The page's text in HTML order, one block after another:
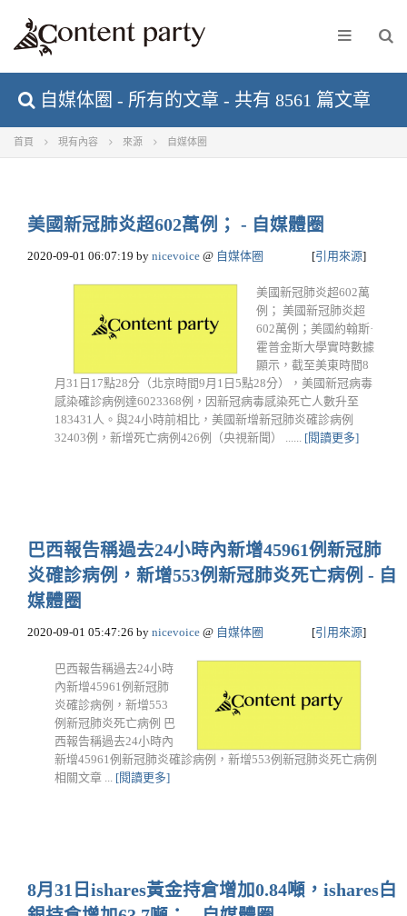
自媒体圈 - 所有的文章 - 共有 8561 篇文章
首頁 現有內容 來源 自媒体圈
美國新冠肺炎超602萬例； - 自媒體圈
2020-09-01 06:07:19 by nicevoice @ 自媒体圈 [引用來源]
美國新冠肺炎超602萬
例； 美國新冠肺炎超
602萬例；美國約翰斯·
霍普金斯大學實時數據
顯示，截至美東時間8
月31日17點28分（北京時間9月1日5點28分），美國新冠病毒
感染確診病例達6023368例，因新冠病毒感染死亡人數升至
183431人。與24小時前相比，美國新增新冠肺炎確診病例
32403例，新增死亡病例426例（央視新聞） ...... [閱讀更多]
巴西報告稱過去24小時內新增45961例新冠肺
炎確診病例，新增553例新冠肺炎死亡病例 - 自
媒體圈
2020-09-01 05:47:26 by nicevoice @ 自媒体圈 [引用來源]
巴西報告稱過去24小時
內新增45961例新冠肺
炎確診病例，新增553
例新冠肺炎死亡病例 巴
西報告稱過去24小時內
新增45961例新冠肺炎確診病例，新增553例新冠肺炎死亡病例
相關文章 ... [閱讀更多]
8月31日ishares黃金持倉增加0.84噸，ishares白